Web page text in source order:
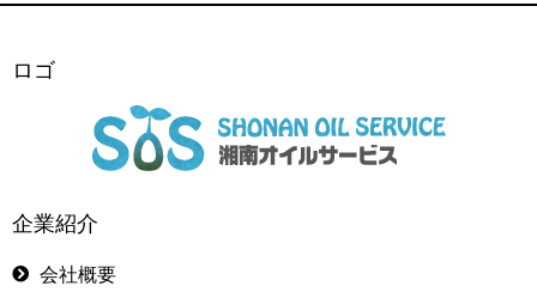
ロゴ
企業紹介
会社概要